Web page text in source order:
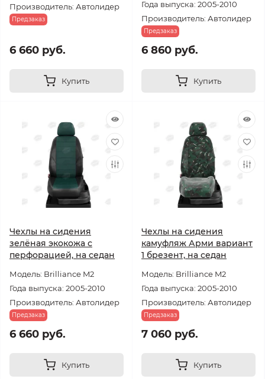
Производитель: Автолидер
Предзаказ
6 660 руб.
Купить
Года выпуска: 2005-2010
Производитель: Автолидер
Предзаказ
6 860 руб.
Купить
Чехлы на сидения
зелёная экокожа с
перфорацией, на седан
Модель: Brilliance M2
Года выпуска: 2005-2010
Производитель: Автолидер
Предзаказ
6 660 руб.
Купить
Чехлы на сидения
камуфляж Арми вариант
1 брезент, на седан
Модель: Brilliance M2
Года выпуска: 2005-2010
Производитель: Автолидер
Предзаказ
7 060 руб.
Купить